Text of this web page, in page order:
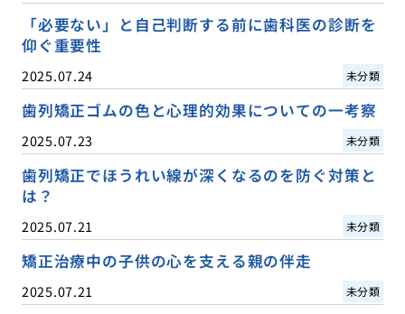
「必要ない」と自己判断する前に歯科医の診断を
仰ぐ重要性
2025.07.24 未分類
歯列矯正ゴムの色と心理的効果についての一考察
2025.07.23 未分類
歯列矯正でほうれい線が深くなるのを防ぐ対策と
は？
2025.07.21 未分類
矯正治療中の子供の心を支える親の伴走
2025.07.21 未分類